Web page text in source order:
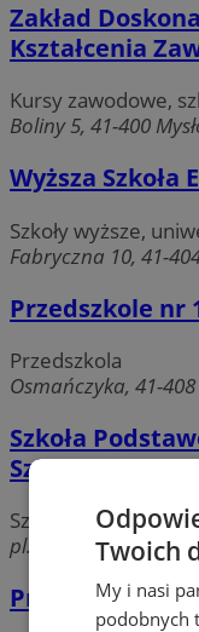
Zakład
Kształcenia
Kursy zawodowe,
Boliny 5, 41-400
Wyższa
Szkoły wyższe,
Fabryczna 10, 41-
Przedszkole nr
Przedszkola
Osmańczyka, 41-408
Szkoła
Szkół
Szkoły podstawowe
pl. Wolności 3, 41-400
Przedszkole nr
Twoich
My i nasi
podobnych